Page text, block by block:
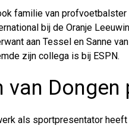
familie van profvoetbalster
bij de Oranje
aan Tessel en Sanne
zijn collega is bij ESPN.
van
als sportpresentator heeft